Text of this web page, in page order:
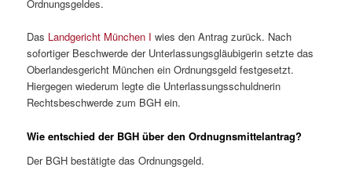
Ordnungsgeldes.
Das Landgericht München I wies den Antrag zurück. Nach
sofortiger Beschwerde der Unterlassungsgläubigerin setzte das
Oberlandesgericht München ein Ordnungsgeld festgesetzt.
Hiergegen wiederum legte die Unterlassungsschuldnerin
Rechtsbeschwerde zum BGH ein.
Wie entschied der BGH über den Ordnugnsmittelantrag?
Der BGH bestätigte das Ordnungsgeld.